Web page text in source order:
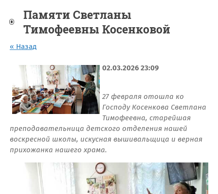
Памяти Светланы
Тимофеевны Косенковой
« Назад
02.03.2026 23:09
27 февраля отошла ко
Господу Косенкова Светлана
Тимофеевна, старейшая
преподавательница детского отделения нашей
воскресной школы, искусная вышивальщица и верная
прихожанка нашего храма.